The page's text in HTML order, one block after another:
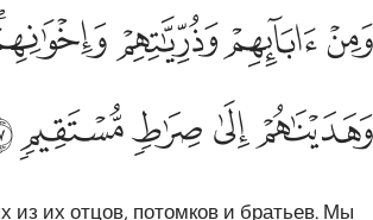
ابايهم وذرياتهم واخوانهم واجتبيناهم وهديناهم
وَذُرِّيَّـٰتِهِمْ وَإِخْوَٰنِهِمْ ۖ وَٱجْتَبَيْنَـٰهُمْ وَهَدَيْنَـٰهُمْﲋﲌﲍ
ﲑﲒﲓﲔ
из их отцов, потомков и братьев. Мы